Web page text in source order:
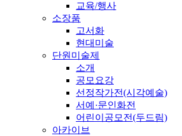
교육/행사
소장품
고서화
현대미술
단원미술제
소개
공모요강
선정작가전(시각예술)
서예·문인화전
어린이공모전(두드림)
아카이브